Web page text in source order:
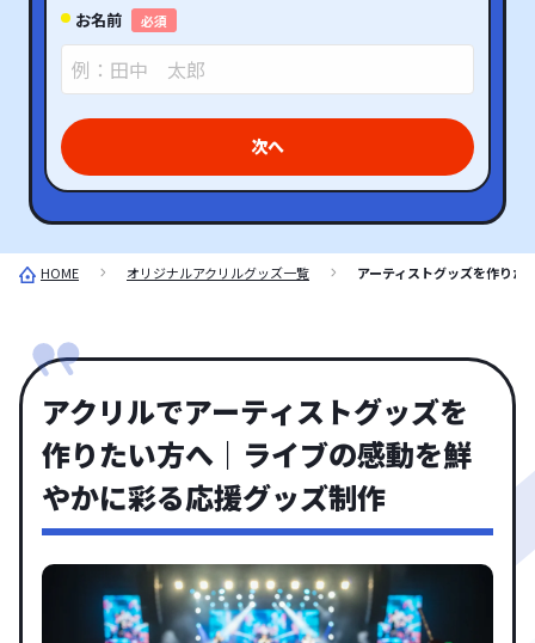
お名前 必須
次へ
HOME オリジナルアクリルグッズ一覧 アーティストグッズを作りた
アクリルでアーティストグッズを
作りたい方へ｜ライブの感動を鮮
やかに彩る応援グッズ制作